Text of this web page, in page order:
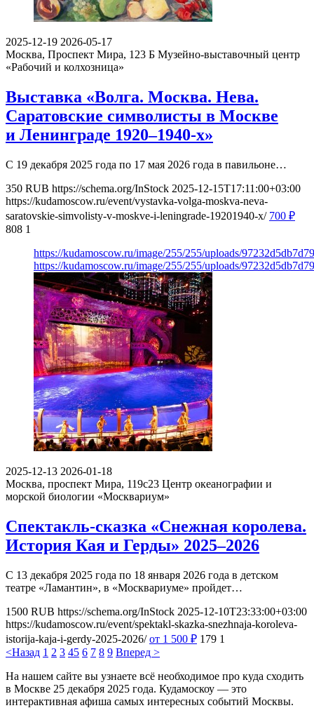
2025-12-19 2026-05-17
Москва, Проспект Мира, 123 Б Музейно-выставочный центр
«Рабочий и колхозница»
Выставка «Волга. Москва. Нева.
Саратовские символисты в Москве
и Ленинграде 1920–1940-х»
С 19 декабря 2025 года по 17 мая 2026 года в павильоне…
350 RUB https://schema.org/InStock 2025-12-15T17:11:00+03:00
https://kudamoscow.ru/event/vystavka-volga-moskva-neva-
saratovskie-simvolisty-v-moskve-i-leningrade-19201940-x/ 700 ₽
808 1
https://kudamoscow.ru/image/255/255/uploads/
https://kudamoscow.ru/image/255/255/uploads/
2025-12-13 2026-01-18
Москва, проспект Мира, 119с23 Центр океанографии и
морской биологии «Москвариум»
Спектакль-сказка «Снежная королева.
История Кая и Герды» 2025–2026
С 13 декабря 2025 года по 18 января 2026 года в детском
театре «Ламантин», в «Москвариуме» пройдет…
1500 RUB https://schema.org/InStock 2025-12-10T23:33:00+03:00
https://kudamoscow.ru/event/spektakl-skazka-snezhnaja-koroleva-
istorija-kaja-i-gerdy-2025-2026/ от 1 500 ₽ 179 1
<Назад 1 2 3 45 6 7 8 9 Вперед >
На нашем сайте вы узнаете всё необходимое про куда сходить
в Москве 25 декабря 2025 года. Кудамоскоу — это
интерактивная афиша самых интересных событий Москвы.